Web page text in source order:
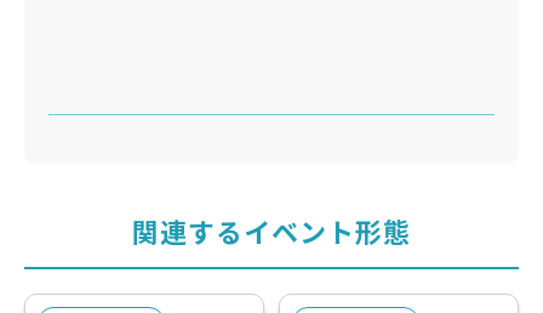
関連するイベント形態